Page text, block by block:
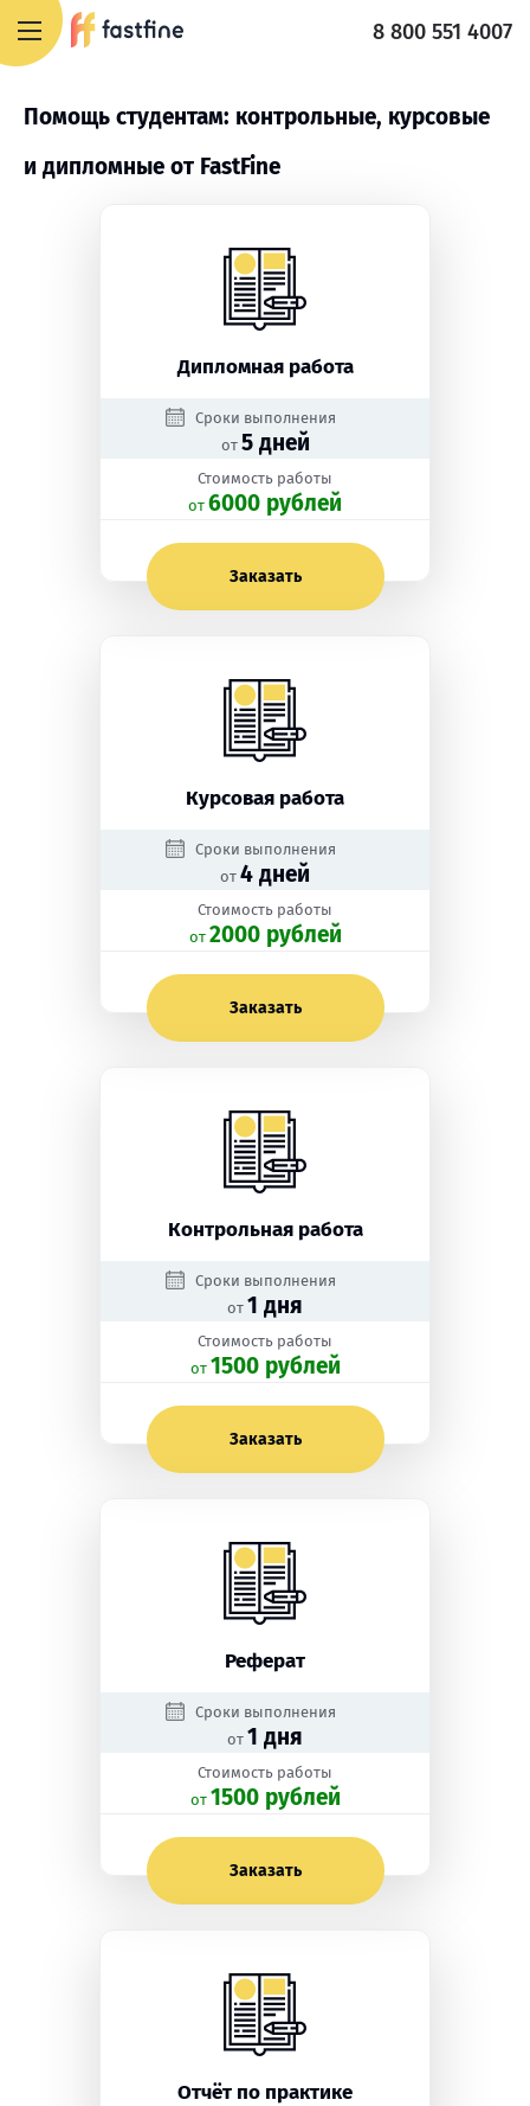
8 800 551 4007
Помощь студентам: контрольные, курсовые
и дипломные от FastFine
Дипломная работа
Сроки выполнения
от 5 дней
Стоимость работы
oт 6000 рублей
Заказать
Курсовая работа
Сроки выполнения
от 4 дней
Стоимость работы
oт 2000 рублей
Заказать
Контрольная работа
Сроки выполнения
от 1 дня
Стоимость работы
oт 1500 рублей
Заказать
Реферат
Сроки выполнения
от 1 дня
Стоимость работы
oт 1500 рублей
Заказать
Отчёт по практике